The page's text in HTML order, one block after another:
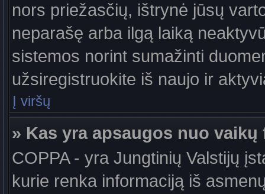
nors priežasčių, ištrynė jūsų
neparašę arba ilgą laiką
sistemos norint sumažinti
užsiregistruokite iš naujo ir
Į viršų
» Kas yra apsaugos nuo vaikų
COPPA - yra Jungtinių Valstijų
kurie renka informaciją iš